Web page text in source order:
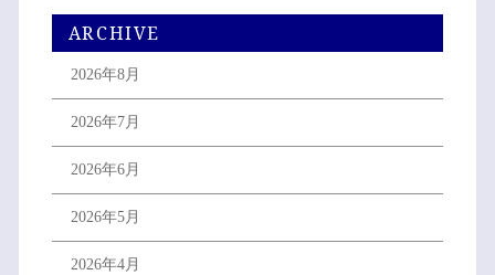
ARCHIVE
2026年8月
2026年7月
2026年6月
2026年5月
2026年4月